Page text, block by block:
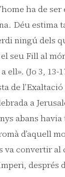
ha de
Déu estima
ningú dels
seu Fill al
ell». (Jo 3,
de
a
abans
d’aquell
va convertir
després